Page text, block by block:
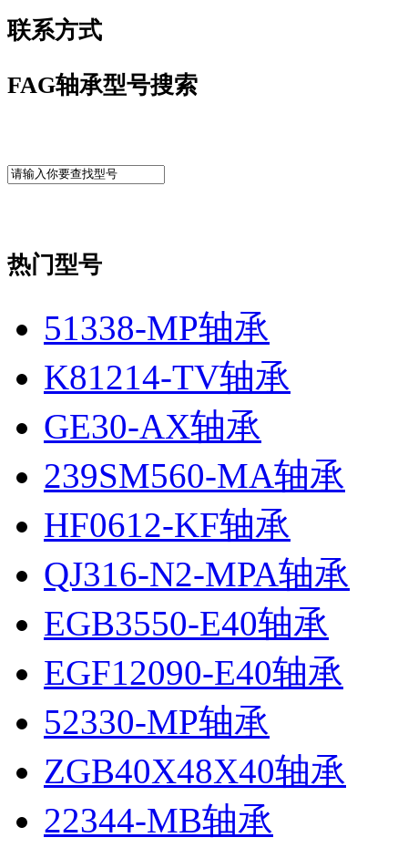
联系方式
FAG轴承型号搜索
热门型号
51338-MP轴承
K81214-TV轴承
GE30-AX轴承
239SM560-MA轴承
HF0612-KF轴承
QJ316-N2-MPA轴承
EGB3550-E40轴承
EGF12090-E40轴承
52330-MP轴承
ZGB40X48X40轴承
22344-MB轴承